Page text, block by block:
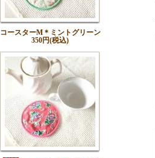
コースターM＊ミントグリーン
350円(税込)